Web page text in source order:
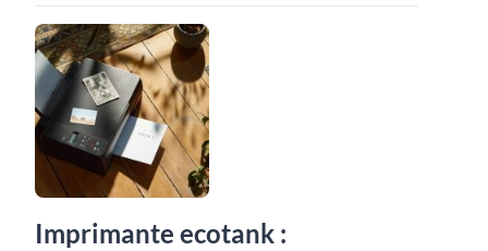
Imprimante ecotank :